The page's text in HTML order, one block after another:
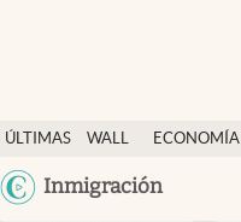
ÚLTIMAS
NOTICIAS
WALL
Y
ECONOMÍA
Inmigración
Finanzas y economía
Wall Street y dólar